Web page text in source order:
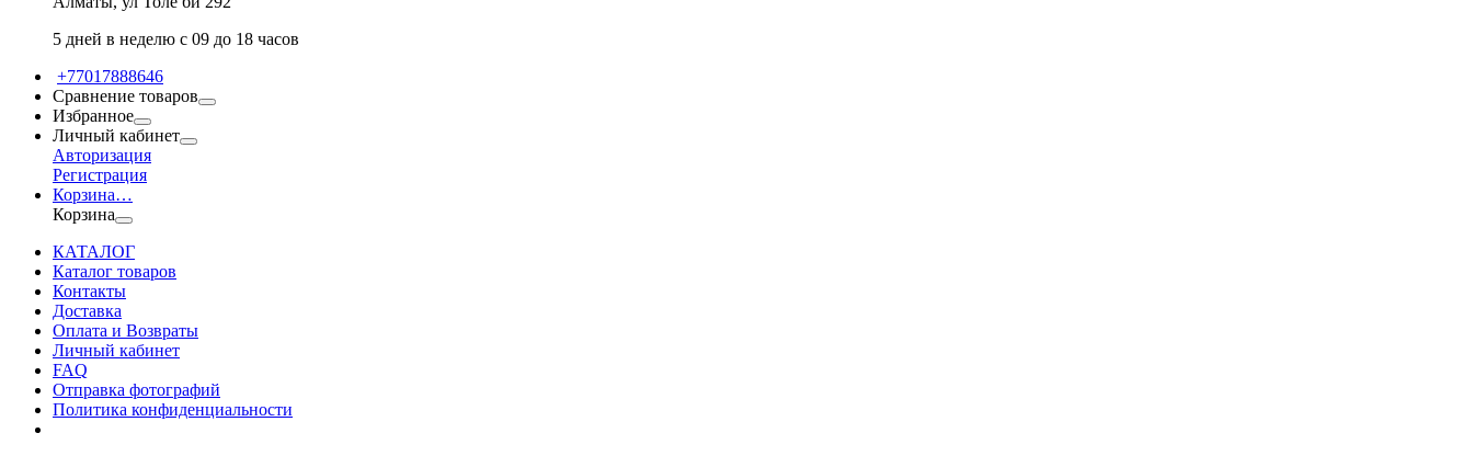
5 дней в неделю с 09 до 18 часов
+77017888646
Сравнение товаров
Избранное
Личный кабинет
Авторизация
Регистрация
Корзина…
Корзина
КАТАЛОГ
Каталог товаров
Контакты
Доставка
Оплата и Возвраты
Личный кабинет
FAQ
Отправка фотографий
Политика конфиденциальности